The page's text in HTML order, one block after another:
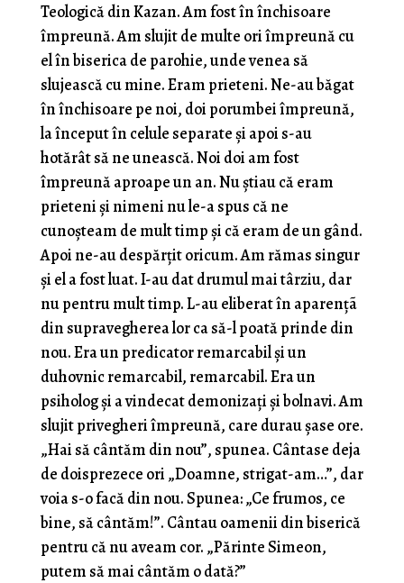
Teologică din Kazan. Am fost în închisoare
împreună. Am slujit de multe ori împreună cu
el în biserica de parohie, unde venea să
slujească cu mine. Eram prieteni. Ne-au băgat
în închisoare pe noi, doi porumbei împreună,
la început în celule separate şi apoi s-au
hotărât să ne unească. Noi doi am fost
împreună aproape un an. Nu ştiau că eram
prieteni şi nimeni nu le-a spus că ne
cunoşteam de mult timp şi că eram de un gând.
Apoi ne-au despărţit oricum. Am rămas singur
şi el a fost luat. I-au dat drumul mai târziu, dar
nu pentru mult timp. L-au eliberat în aparenţã
din supravegherea lor ca să-l poată prinde din
nou. Era un predicator remarcabil şi un
duhovnic remarcabil, remarcabil. Era un
psiholog şi a vindecat demonizaţi şi bolnavi. Am
slujit privegheri împreună, care durau şase ore.
„Hai să cântăm din nou”, spunea. Cântase deja
de doisprezece ori „Doamne, strigat-am…”, dar
voia s-o facă din nou. Spunea: „Ce frumos, ce
bine, să cântăm!”. Cântau oamenii din biserică
pentru că nu aveam cor. „Părinte Simeon,
putem să mai cântăm o dată?”